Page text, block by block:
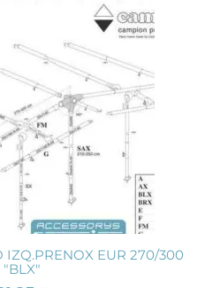
IZQ.PRENOX EUR 270/300
"BLX"